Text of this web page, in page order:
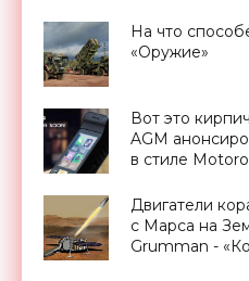
На что
«Оружие»
Вот это
AGM
в стиле
Двигатели
с Марса на
Grumman -